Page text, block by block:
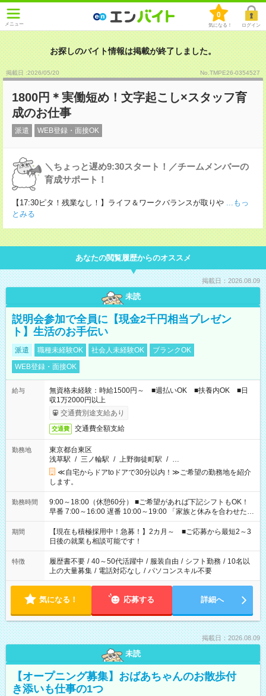
メニュー
0
気になる！ ログイン
お探しのバイト情報は掲載が終了しました。
掲載日 :2026/05/20 No.TMPE26-0354527
1800円＊実働短め！文字起こし×スタッフ育
成のお仕事
派遣 WEB登録・面接OK
＼ちょっと遅め9:30スタート！／チームメンバーの
育成サポート！
【17:30ピタ！残業なし！】ライフ＆ワークバランスが取りや ...もっ
とみる
あなたの閲覧履歴からのオススメ
掲載日：2026.08.09
未読
説明会参加で全員に【現金2千円相当プレゼン
ト】生活のお手伝い
派遣 職種未経験OK 社会人未経験OK
ブランクOK
WEB登録・面接OK
給与
無資格未経験：時給1500円～ ■週払いOK ■扶養内OK ■日
収1万2000円以上
交通費別途支給あり
交通費 交通費全額支給
勤務地
東京都台東区
浅草駅 / 三ノ輪駅 / 上野御徒町駅 / …
≪自宅からドアtoドアで30分以内！≫ご希望の勤務地を紹介
します。
勤務時間
9:00～18:00（休憩60分） ■ご希望があれば下記シフトもOK！
早番 7:00～16:00 遅番 10:00～19:00 「家族と休みを合わせた
い」 「余裕を持って夕飯の準備がしたい」 「できれば残業はし
たくない」 など、ご希望を教えてくださいね。 ※Wワーク希望
の方へ 今ご覧のお仕事で希望する勤務時間と、もう1つのお仕事
の勤務時間。 合計で週40時間を超える場合は応募できません。
期間
【現在も積極採用中！急募！】2カ月～ ■ご応募から最短2～3
日後の就業も相談可能です！
特徴 履歴書不要 / 40～50代活躍中 / 服装自由 / シフト勤務 / 10名以
上の大量募集 / 電話対応なし / パソコンスキル不要
気になる！ 応募する 詳細へ
掲載日：2026.08.09
未読
【オープニング募集】おばあちゃんのお散歩付
き添いも仕事の1つ